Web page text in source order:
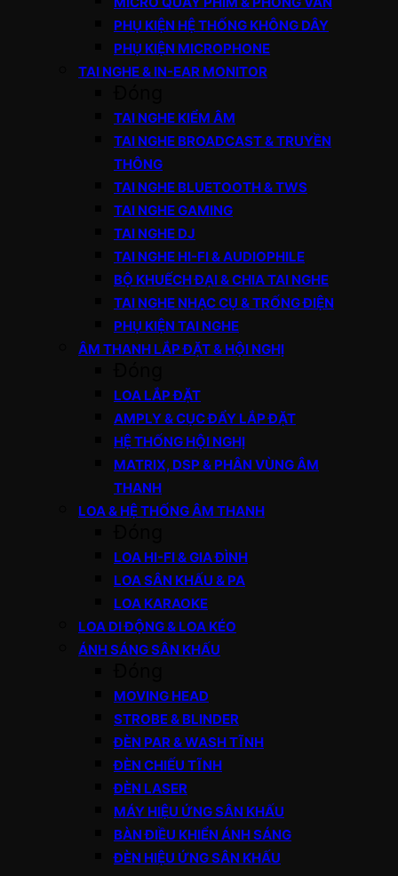
PHỤ KIỆN HỆ THỐNG KHÔNG DÂY
PHỤ KIỆN MICROPHONE
TAI NGHE & IN-EAR MONITOR
TAI NGHE KIỂM ÂM
TAI NGHE BROADCAST & TRUYỀN
THÔNG
TAI NGHE BLUETOOTH & TWS
TAI NGHE GAMING
TAI NGHE DJ
TAI NGHE HI-FI & AUDIOPHILE
BỘ KHUẾCH ĐẠI & CHIA TAI NGHE
TAI NGHE NHẠC CỤ & TRỐNG ĐIỆN
PHỤ KIỆN TAI NGHE
ÂM THANH LẮP ĐẶT & HỘI NGHỊ
LOA LẮP ĐẶT
AMPLY & CỤC ĐẨY LẮP ĐẶT
HỆ THỐNG HỘI NGHỊ
MATRIX, DSP & PHÂN VÙNG ÂM
THANH
LOA & HỆ THỐNG ÂM THANH
LOA HI-FI & GIA ĐÌNH
LOA SÂN KHẤU & PA
LOA KARAOKE
LOA DI ĐỘNG & LOA KÉO
ÁNH SÁNG SÂN KHẤU
MOVING HEAD
STROBE & BLINDER
ĐÈN PAR & WASH TĨNH
ĐÈN CHIẾU TĨNH
ĐÈN LASER
MÁY HIỆU ỨNG SÂN KHẤU
BÀN ĐIỀU KHIỂN ÁNH SÁNG
ĐÈN HIỆU ỨNG SÂN KHẤU